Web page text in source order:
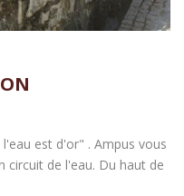
est d'or" . Ampus vous
circuit de l'eau. Du haut de